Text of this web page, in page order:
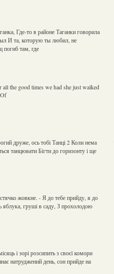
Где-то в районе Таганки говорила
И та, которую ты любил, не
погиб там, где
the good times we had she just walked
друже, ось тобі Танці 2 Коли нема
танцювати Бігти до горизонту і ще
жовкне. - Я до тебе прийду, я до
яблука, грушi в саду, З прохолодою
і зорі розсипить з своєї комори
натруджений день, сон прийде на